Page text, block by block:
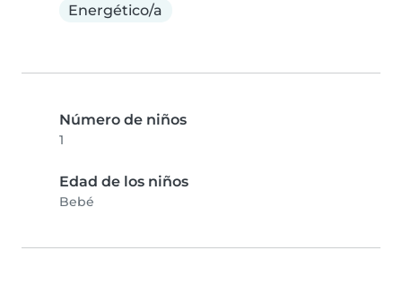
Energético/a
Número de niños
1
Edad de los niños
Bebé